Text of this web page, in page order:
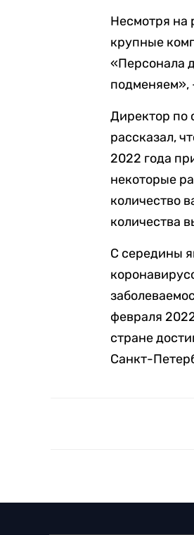
Несмотря на
крупные
«Персонала
подменяем»,
Директор по
рассказал,
2022 года
некоторые
количество
количества
С середины
февраля
стране
Санкт-